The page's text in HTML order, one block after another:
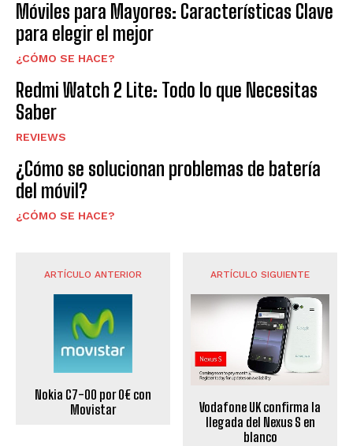
Móviles para Mayores: Características Clave
para elegir el mejor
¿CÓMO SE HACE?
Redmi Watch 2 Lite: Todo lo que Necesitas
Saber
REVIEWS
¿Cómo se solucionan problemas de batería
del móvil?
¿CÓMO SE HACE?
ARTÍCULO ANTERIOR
Nokia C7-00 por 0€ con
Movistar
ARTÍCULO SIGUIENTE
Vodafone UK confirma la
llegada del Nexus S en
blanco